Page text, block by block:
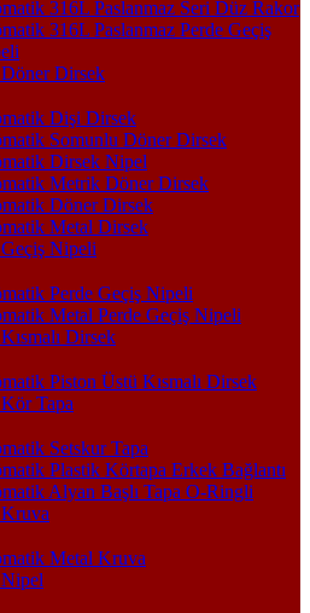
316L Paslanmaz Seri Düz Rakor
316L Paslanmaz Perde Geçiş
Dirsek
Dişi Dirsek
Somunlu Döner Dirsek
Dirsek Nipel
Metrik Döner Dirsek
Döner Dirsek
Metal Dirsek
Nipeli
Perde Geçiş Nipeli
Metal Perde Geçiş Nipeli
Dirsek
Piston Üstü Kısmalı Dirsek
Tapa
Setskur Tapa
Plastik Körtapa Erkek Bağlantı
Alyan Başlı Tapa O-Ringli
Metal Kruva